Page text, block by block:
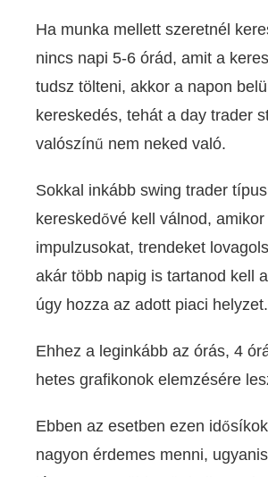
Ha munka mellett szeretnél
nincs napi 5-6 órád, amit a
tudsz tölteni, akkor a napon
kereskedés, tehát a day trader
valószínű nem neked való.
Sokkal inkább swing trader
kereskedővé kell válnod,
impulzusokat, trendeket
akár több napig is tartanod kell
úgy hozza az adott piaci helyzet.
Ehhez a leginkább az órás, 4
hetes grafikonok elemzésére
Ebben az esetben ezen
nagyon érdemes menni,